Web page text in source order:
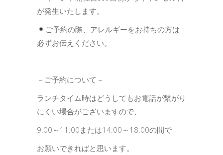
が発生いたします。
ご予約の際、アレルギーをお持ちの方は
必ずお伝えください。
－ご予約について－
ランチタイム時はどうしてもお電話が繋がり
にくい場合がございますので、
9:00～11:00または14:00～18:00の間で
お願いできればと思います。